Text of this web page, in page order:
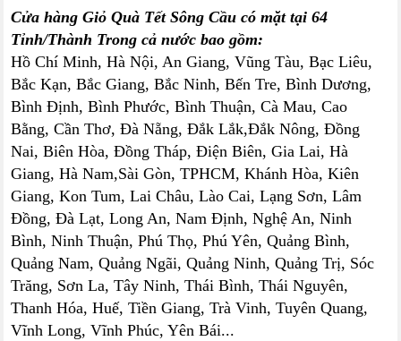
Cửa hàng Giỏ Quà Tết Sông Cầu có mặt tại 64
Tỉnh/Thành Trong cả nước bao gồm:
Hồ Chí Minh, Hà Nội, An Giang, Vũng Tàu, Bạc Liêu,
Bắc Kạn, Bắc Giang, Bắc Ninh, Bến Tre, Bình Dương,
Bình Định, Bình Phước, Bình Thuận, Cà Mau, Cao
Bằng, Cần Thơ, Đà Nẵng, Đắk Lắk,Đắk Nông, Đồng
Nai, Biên Hòa, Đồng Tháp, Điện Biên, Gia Lai, Hà
Giang, Hà Nam,Sài Gòn, TPHCM, Khánh Hòa, Kiên
Giang, Kon Tum, Lai Châu, Lào Cai, Lạng Sơn, Lâm
Đồng, Đà Lạt, Long An, Nam Định, Nghệ An, Ninh
Bình, Ninh Thuận, Phú Thọ, Phú Yên, Quảng Bình,
Quảng Nam, Quảng Ngãi, Quảng Ninh, Quảng Trị, Sóc
Trăng, Sơn La, Tây Ninh, Thái Bình, Thái Nguyên,
Thanh Hóa, Huế, Tiền Giang, Trà Vinh, Tuyên Quang,
Vĩnh Long, Vĩnh Phúc, Yên Bái...